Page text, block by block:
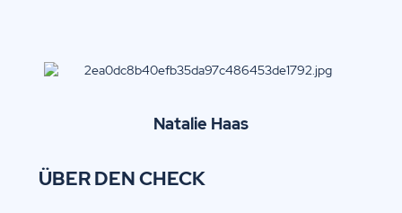
Natalie Haas
ÜBER DEN CHECK